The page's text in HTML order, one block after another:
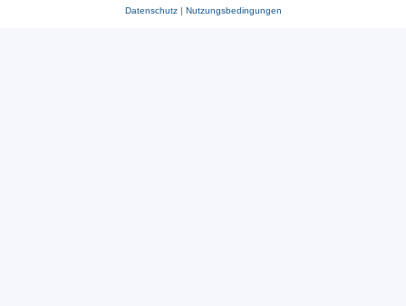
Datenschutz| Nutzungsbedingungen